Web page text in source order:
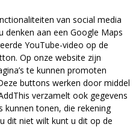
van social media
denken aan een Google Maps
YouTube-video op de
Op onze website zijn
te kunnen promoten
buttons werken door middel
verzamelt ook gegevens
kunnen tonen, die rekening
dit niet wilt kunt u dit op de